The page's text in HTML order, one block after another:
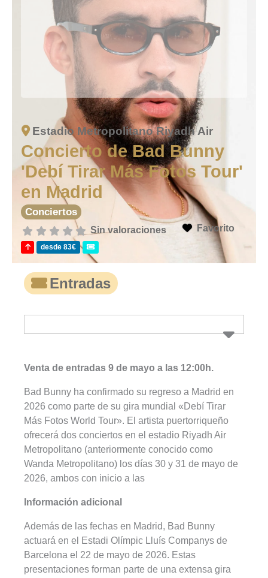
Estadio Metropolitano Riyadh Air
Concierto de Bad Bunny
'Debí Tirar Más Fotos Tour'
en Madrid
Conciertos
Sin valoraciones Favorito
desde 83€
Entradas
Venta de entradas 9 de mayo a las 12:00h.
Bad Bunny ha confirmado su regreso a Madrid en
2026 como parte de su gira mundial «Debí Tirar
Más Fotos World Tour». El artista puertorriqueño
ofrecerá dos conciertos en el estadio Riyadh Air
Metropolitano (anteriormente conocido como
Wanda Metropolitano) los días 30 y 31 de mayo de
2026, ambos con inicio a las
Información adicional
Además de las fechas en Madrid, Bad Bunny
actuará en el Estadi Olímpic Lluís Companys de
Barcelona el 22 de mayo de 2026. Estas
presentaciones forman parte de una extensa gira